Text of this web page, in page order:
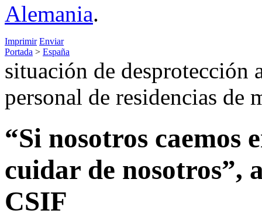
Alemania.
Imprimir Enviar
Portada > España
situación de desprotección
personal de residencias de
“Si nosotros caemos
cuidar de nosotros”,
CSIF